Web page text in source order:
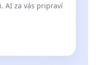
AI za vás pripraví